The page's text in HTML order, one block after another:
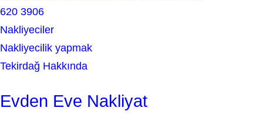
620 3906
Nakliyeciler
Nakliyecilik yapmak
Tekirdağ Hakkında
Evden Eve Nakliyat